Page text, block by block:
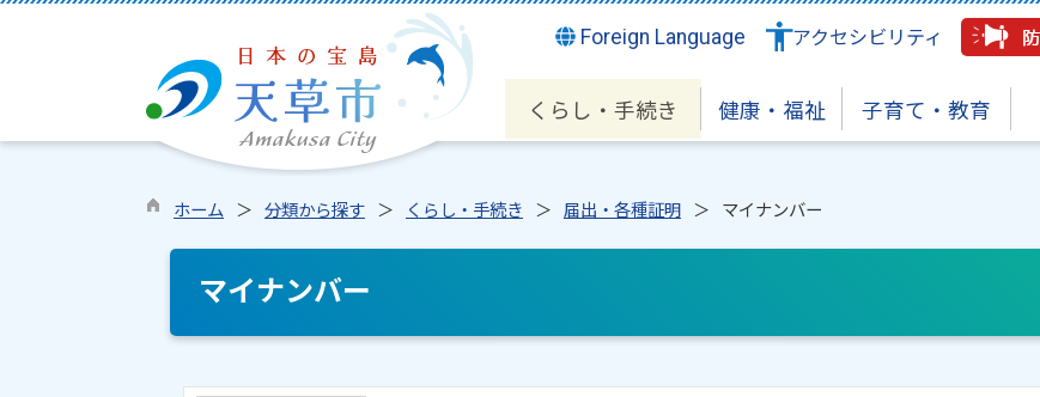
Foreign Language アクセシビリティ
くらし・手続き 健康・福祉 子育て・教育
ホーム 分類から探す くらし・手続き 届出・各種証明 マイナンバー
マイナンバー